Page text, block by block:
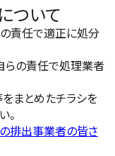
ついて
責任で適正に処分
らの責任で処理業者
まとめたチラシを
。
排出事業者の皆さ